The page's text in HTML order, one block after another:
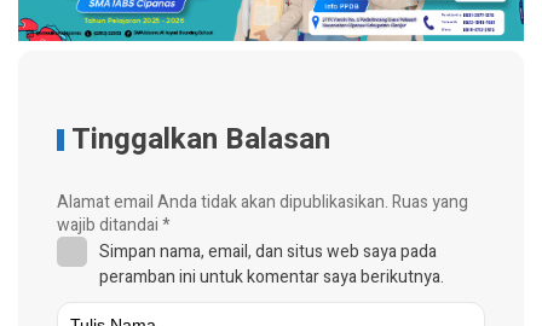
Tinggalkan Balasan
Alamat email Anda tidak akan dipublikasikan.Ruas yang
wajib ditandai*
Simpan nama, email, dan situs web saya pada
peramban ini untuk komentar saya berikutnya.